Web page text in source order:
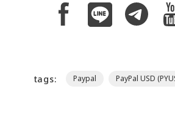
tags: Paypal PayPal USD